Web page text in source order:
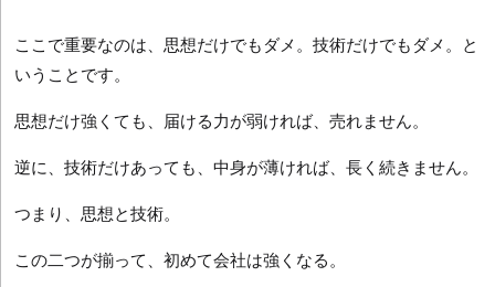
ここで重要なのは、思想だけでもダメ。技術だけでもダメ。と
いうことです。
思想だけ強くても、届ける力が弱ければ、売れません。
逆に、技術だけあっても、中身が薄ければ、長く続きません。
つまり、思想と技術。
この二つが揃って、初めて会社は強くなる。